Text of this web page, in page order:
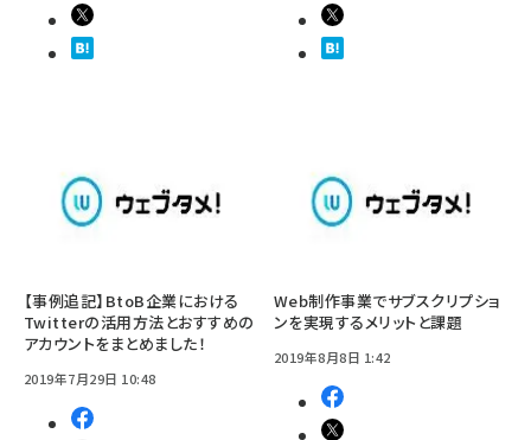
【事例追記】BtoB企業における
Twitterの活用方法とおすすめの
アカウントをまとめました！
2019年7月29日 10:48
Web制作事業でサブスクリプショ
ンを実現するメリットと課題
2019年8月8日 1:42